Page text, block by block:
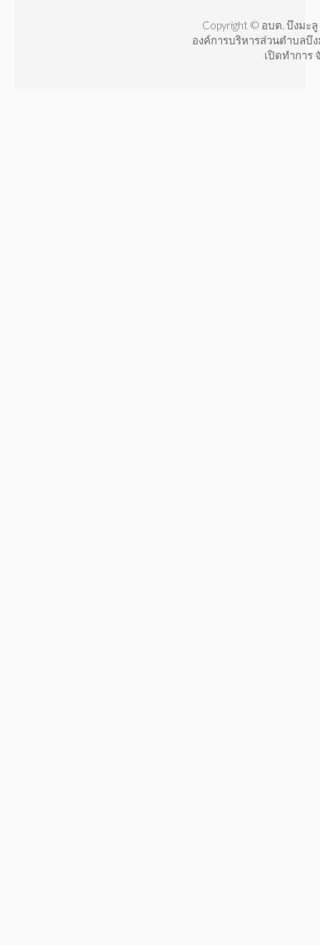
Copyright © อบต. บึงมะ
องค์การบริหารส่วนตำบลบึ